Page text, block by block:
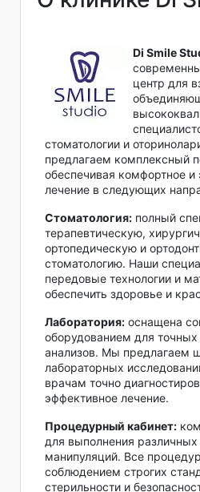
Di Smile
центр для
стоматологии и
предлагаем комплексный
обеспечивая комфортное и
лечение в следующих
Стоматология: полный
терапевтическую,
ортопедическую и
стоматологию. Наши
передовые технологии и
обеспечить здоровье и
Лаборатория: оснащена
оборудованием для
анализов. Мы предлагаем
лабораторных
врачам точно
эффективное лечение.
Процедурный кабинет:
для выполнения
манипуляций. Все
соблюдением строгих
стерильности и